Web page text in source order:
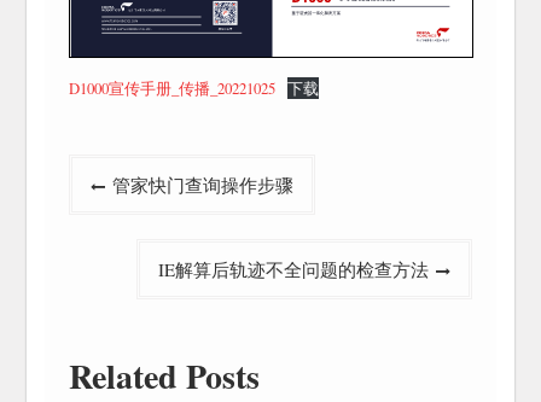
D1000宣传手册_传播_20221025 下载
管家快门查询操作步骤
IE解算后轨迹不全问题的检查方法
Related Posts